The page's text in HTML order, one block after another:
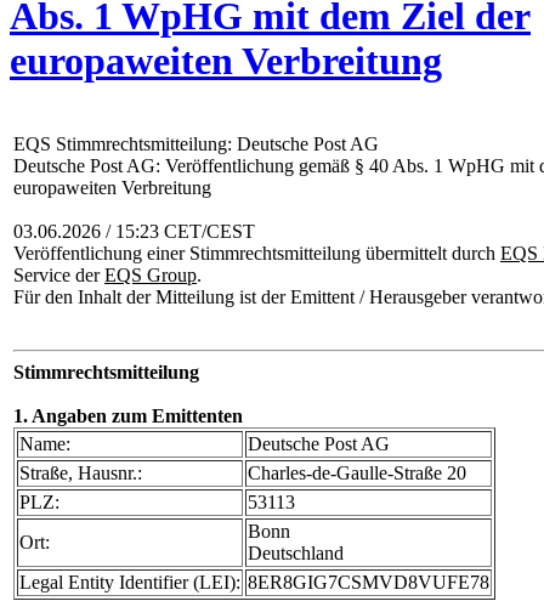
Abs. 1 WpHG mit dem Ziel der
europaweiten Verbreitung
EQS Stimmrechtsmitteilung: Deutsche Post AG
Deutsche Post AG: Veröffentlichung gemäß § 40 Abs. 1 WpHG mit
europaweiten Verbreitung
03.06.2026 / 15:23 CET/CEST
Veröffentlichung einer Stimmrechtsmitteilung übermittelt durch EQS
Service derEQS Group.
Für den Inhalt der Mitteilung ist der Emittent / Herausgeber
Stimmrechtsmitteilung
1. Angaben zum Emittenten
Name:
Deutsche Post AG
Straße, Hausnr.:
Charles-de-Gaulle-Straße 20
PLZ:
53113
Ort:
Bonn
Deutschland
Legal Entity Identifier (LEI): 8ER8GIG7CSMVD8VUFE78